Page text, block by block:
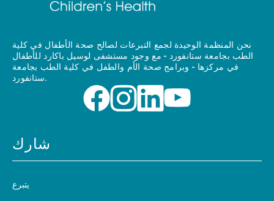
نحن المنظمة الوحيدة لجمع التبرعات لصالح صحة الأطفال في كلية
الطب بجامعة ستانفورد - مع وجود مستشفى لوسيل باكارد للأطفال
في مركزها - وبرامج صحة الأم والطفل في كلية الطب بجامعة
ستانفورد.
شارك
يتبرع